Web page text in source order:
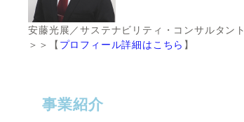
安藤光展／サステナビリティ・コンサルタント
＞＞【 プロフィール詳細はこちら 】
事業紹介